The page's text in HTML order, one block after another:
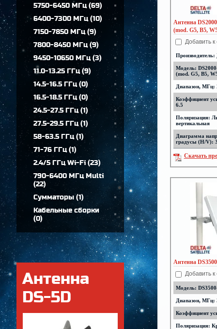
5750-6450 МГц(69)
6400-7300 МГц(10)
7150-7850 МГц(9)
7800-8450 МГц(9)
9450-10650 МГц(3)
11.0-13.25 ГГц(9)
14.5-16.5 ГГц(0)
16.5-18.5 ГГц(0)
24.5-27.5 ГГц(1)
27.5-29.5 ГГц(1)
58-63.5 ГГц(1)
71-76 ГГц(1)
2.4/5 ГГц Wi-Fi (23)
790-6400 МГц Multi
(22)
Сумматоры(1)
Кабельные сборки
(0)
Антенна
DS-5D
Антенна
(mod. G5, B5,
Добавить
Производитель:
Модель:
(mod. G5, B5,
Диапазон, МГц:
Коэффициент
6.5
Поляризация:
вертикальная
Диаграмма
градусы (H/V):
Скачать
Антенна
Добавить
Модель:
Диапазон, МГц:
Коэффициент
Поляризация: